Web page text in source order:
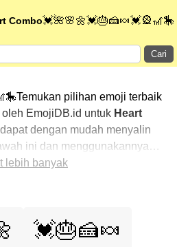
Combo💓🌺🌸🌼💓🎂🍰🍬💓🎡🎢🎠
Cari
pilihan emoji terbaik
EmojiDB.id untuk Heart
dengan mudah menyalin
ini dan menggunakannya di
menambahkan sentuhan
cara baru dalam
lebih banyak
💓🎂🍰🍬